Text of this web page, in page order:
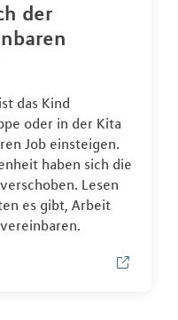
der
das Kind
oder in der Kita
Job einsteigen.
haben sich die
Lesen
es gibt, Arbeit